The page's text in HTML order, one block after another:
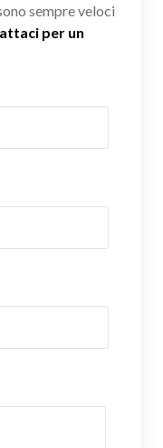
sempre veloci
per un